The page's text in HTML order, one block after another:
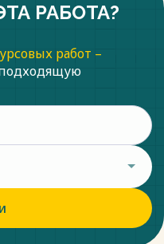
РАБОТА?
работ –